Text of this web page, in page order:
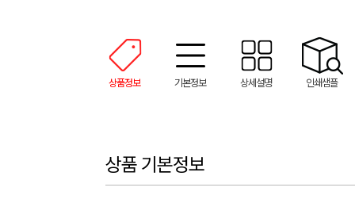
상품정보 기본정보 상세설명 인쇄샘플
상품 기본정보